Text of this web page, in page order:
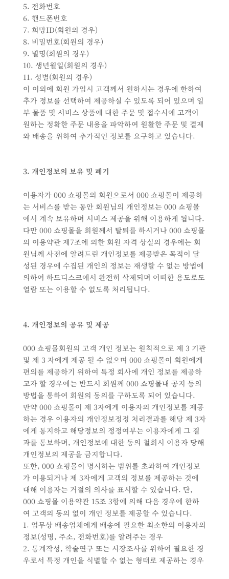
5. 전화번호
6. 핸드폰번호
7. 희망ID(회원의 경우)
8. 비밀번호(회원의 경우)
9. 별명(회원의 경우)
10. 생년월일(회원의 경우)
11. 성별(회원의 경우)
이 이외에 회원 가입시 고객께서 원하시는 경우에 한하여
추가 정보를 선택하여 제공하실 수 있도록 되어 있으며 일
부 물품 및 서비스 상품에 대한 주문 및 접수시에 고객이
원하는 정확한 주문 내용을 파악하여 원활한 주문 및 결제
와 배송을 위하여 추가적인 정보를 요구하고 있습니다.
3. 개인정보의 보유 및 폐기
이용자가 000 쇼핑몰의 회원으로서 000 쇼핑몰이 제공하
는 서비스를 받는 동안 회원님의 개인정보는 000 쇼핑몰
에서 계속 보유하며 서비스 제공을 위해 이용하게 됩니다.
다만 000 쇼핑몰을 회원께서 탈퇴를 하시거나 000 쇼핑몰
의 이용약관 제7조에 의한 회원 자격 상실의 경우에는 회
원님께 사전에 알려드린 개인정보를 제공받은 목적이 달
성된 경우에 수집된 개인의 정보는 재생할 수 없는 방법에
의하여 하드디스크에서 완전히 삭제되며 어떠한 용도로도
열람 또는 이용할 수 없도록 처리됩니다.
4. 개인정보의 공유 및 제공
000 쇼핑몰회원의 고객 개인 정보는 원칙적으로 제 3 기관
및 제 3 자에게 제공 될 수 없으며 000 쇼핑몰이 회원에게
편의를 제공하기 위하여 특정 회사에 개인 정보를 제공하
고자 할 경우에는 반드시 회원께 000 쇼핑몰내 공지 등의
방법을 통하여 회원의 동의를 구하도록 되어 있습니다.
만약 000 쇼핑몰이 제 3자에게 이용자의 개인정보를 제공
하는 경우 이용자의 개인정보정정 처리결과를 해당 제 3자
에게 통지하고 해당정보의 정정여부는 이용자에게 그 결
과를 통보하며, 개인정보에 대한 동의 철회시 이용자 당해
개인정보의 제공을 금지합니다.
또한, 000 쇼핑몰이 명시하는 범위를 초과하여 개인정보
가 이용되거나 제 3자에게 고객의 정보를 제공하는 것에
대해 이용자는 거절의 의사를 표시할 수 있습니다. 단,
000 쇼핑몰 이용약관 15조 3항에 의해 다음 경우에 한하
여 고객의 동의 없이 개인 정보를 제공할 수 있습니다.
1. 업무상 배송업체에게 배송에 필요한 최소한의 이용자의
정보(성명, 주소, 전화번호)를 알려주는 경우
2. 통계작성, 학술연구 또는 시장조사를 위하여 필요한 경
우로서 특정 개인을 식별할 수 없는 형태로 제공하는 경우